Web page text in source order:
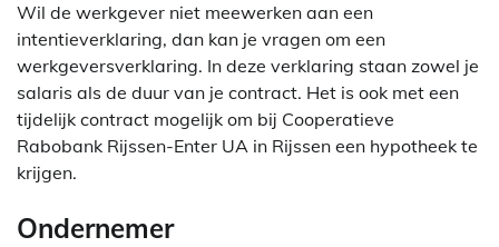
Wil de werkgever niet meewerken aan een
intentieverklaring, dan kan je vragen om een
werkgeversverklaring. In deze verklaring staan zowel je
salaris als de duur van je contract. Het is ook met een
tijdelijk contract mogelijk om bij Cooperatieve
Rabobank Rijssen-Enter UA in Rijssen een hypotheek te
krijgen.
Ondernemer